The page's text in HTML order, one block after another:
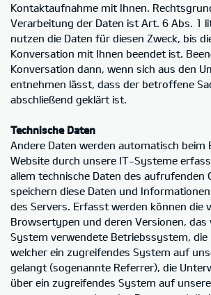
Kontaktaufnahme mit Ihnen.
Verarbeitung der Daten ist Art. 6 Abs. 1
nutzen die Daten für diesen Zweck, bis
Konversation mit Ihnen beendet ist.
Konversation dann, wenn sich aus den
entnehmen lässt, dass der betroffene
abschließend geklärt ist.
Technische Daten
Andere Daten werden automatisch beim
Website durch unsere IT-Systeme
allem technische Daten des aufrufenden
speichern diese Daten und
des Servers. Erfasst werden können die
Browsertypen und deren Versionen,
System verwendete Betriebssystem,
welcher ein zugreifendes System auf
gelangt (sogenannte Referrer), die
über ein zugreifendes System auf